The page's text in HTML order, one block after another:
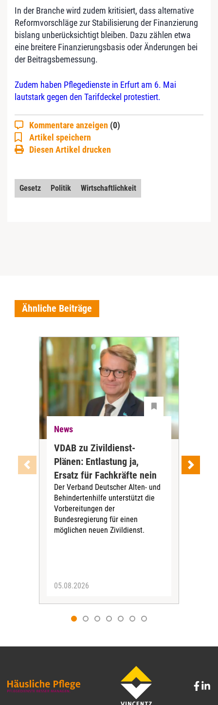
In der Branche wird zudem kritisiert, dass alternative
Reformvorschläge zur Stabilisierung der Finanzierung
bislang unberücksichtigt bleiben. Dazu zählen etwa
eine breitere Finanzierungsbasis oder Änderungen bei
der Beitragsbemessung.
Zudem haben Pflegedienste in Erfurt am 6. Mai
lautstark gegen den Tarifdeckel protestiert.
Kommentare anzeigen (0)
Artikel speichern
Diesen Artikel drucken
Gesetz Politik Wirtschaftlichkeit
Ähnliche Beiträge
News
VDAB zu Zivildienst-
Plänen: Entlastung ja,
Ersatz für Fachkräfte nein
Der Verband Deutscher Alten- und
Behindertenhilfe unterstützt die
Vorbereitungen der
Bundesregierung für einen
möglichen neuen Zivildienst.
05.08.2026